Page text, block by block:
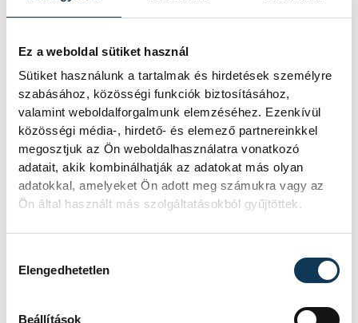
Ez a weboldal sütiket használ
Sütiket használunk a tartalmak és hirdetések személyre
szabásához, közösségi funkciók biztosításához,
valamint weboldalforgalmunk elemzéséhez. Ezenkívül
közösségi média-, hirdető- és elemező partnereinkkel
megosztjuk az Ön weboldalhasználatra vonatkozó
adatait, akik kombinálhatják az adatokat más olyan
adatokkal, amelyeket Ön adott meg számukra vagy az
Ön által használt más szolgáltatásokból gyűjtöttek.
Elengedhetetlen
Beállítások
meg az új köztársasági elnököt.
Valami óriási csapódott a
Holdba ma reggel
Rendhagyó esemény zajlott le kedden
reggel. Magyar idő szerint 8:35 körül
a Hold felszínébe csapódott a SpaceX
egyik Falcon–9 rakétájának felső
fokozata. A becsapódást a Földről
szabad szemmel nem lehetett látni, a
figyelték az eseményt.